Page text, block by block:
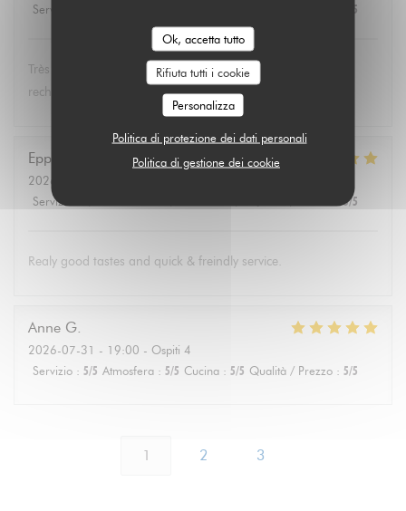
Ok, accetta tutto
Rifiuta tutti i cookie
Personalizza
Politica di protezione dei dati personali
Politica di gestione dei cookie
Servizio
/5
Très bon et service très agréable. Même mon père (qui
rechigne un peu sur le vegan) a adoré les lasagnes !
Eppo
2026-08-01
Servizio
5/5
Realy good tastes and quick & freindly service.
Anne G
2026-07-31 - 19:00 - Ospiti 4
Servizio : 5/5 Atmosfera : 5/5 Cucina : 5/5 Qualità / Prezzo : 5/5
1 2 3